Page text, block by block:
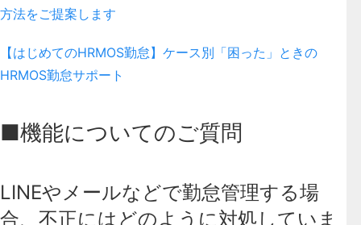
方法をご提案します
【はじめてのHRMOS勤怠】ケース別「困った」ときの
HRMOS勤怠サポート
■機能についてのご質問
LINEやメールなどで勤怠管理する場
合、不正にはどのように対処していま